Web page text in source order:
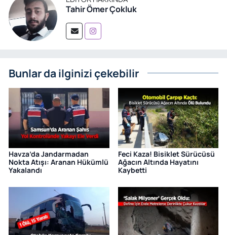
Tahir Ömer Çokluk
Bunlar da ilginizi çekebilir
Havza’da Jandarmadan
Nokta Atışı: Aranan Hükümlü
Yakalandı
Feci Kaza! Bisiklet Sürücüsü
Ağacın Altında Hayatını
Kaybetti